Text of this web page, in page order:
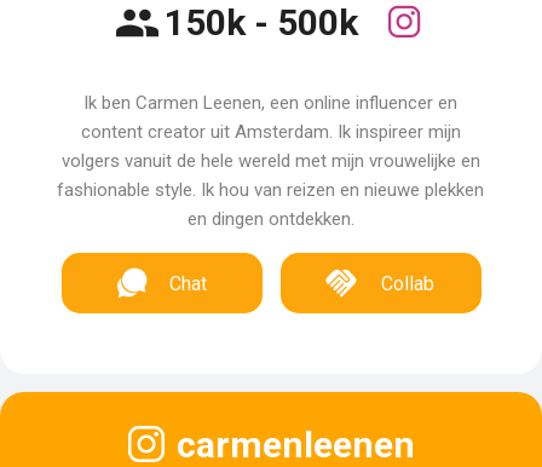
150k - 500k
Ik ben Carmen Leenen, een online influencer en
content creator uit Amsterdam. Ik inspireer mijn
volgers vanuit de hele wereld met mijn vrouwelijke en
fashionable style. Ik hou van reizen en nieuwe plekken
en dingen ontdekken.
Chat Collab
carmenleenen